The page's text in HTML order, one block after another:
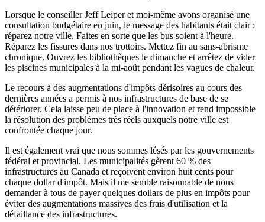
Lorsque le conseiller Jeff Leiper et moi-même avons organisé une
consultation budgétaire en juin, le message des habitants était clair :
réparez notre ville. Faites en sorte que les bus soient à l'heure.
Réparez les fissures dans nos trottoirs. Mettez fin au sans-abrisme
chronique. Ouvrez les bibliothèques le dimanche et arrêtez de vider
les piscines municipales à la mi-août pendant les vagues de chaleur.
Le recours à des augmentations d'impôts dérisoires au cours des
dernières années a permis à nos infrastructures de base de se
détériorer. Cela laisse peu de place à l'innovation et rend impossible
la résolution des problèmes très réels auxquels notre ville est
confrontée chaque jour.
Il est également vrai que nous sommes lésés par les gouvernements
fédéral et provincial. Les municipalités gèrent 60 % des
infrastructures au Canada et reçoivent environ huit cents pour
chaque dollar d'impôt. Mais il me semble raisonnable de nous
demander à tous de payer quelques dollars de plus en impôts pour
éviter des augmentations massives des frais d'utilisation et la
défaillance des infrastructures.